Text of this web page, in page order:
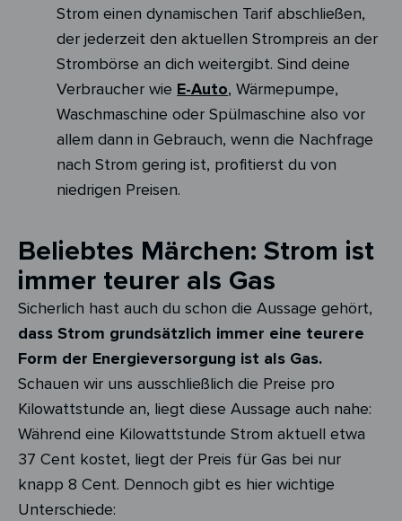
Strom einen dynamischen Tarif abschließen,
der jederzeit den aktuellen Strompreis an der
Strombörse an dich weitergibt. Sind deine
Verbraucher wie E-Auto, Wärmepumpe,
Waschmaschine oder Spülmaschine also vor
allem dann in Gebrauch, wenn die Nachfrage
nach Strom gering ist, profitierst du von
niedrigen Preisen.
Beliebtes Märchen: Strom ist
immer teurer als Gas
Sicherlich hast auch du schon die Aussage gehört,
dass Strom grundsätzlich immer eine teurere
Form der Energieversorgung ist als Gas.
Schauen wir uns ausschließlich die Preise pro
Kilowattstunde an, liegt diese Aussage auch nahe:
Während eine Kilowattstunde Strom aktuell etwa
37 Cent kostet, liegt der Preis für Gas bei nur
knapp 8 Cent. Dennoch gibt es hier wichtige
Unterschiede: